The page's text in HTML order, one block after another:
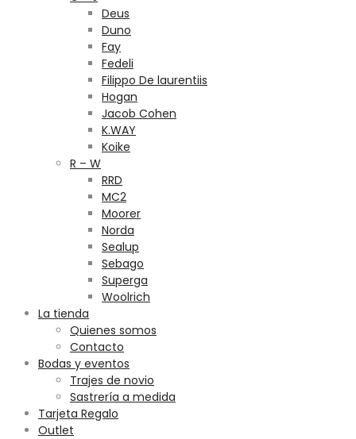
Deus
Duno
Fay
Fedeli
Filippo De laurentiis
Hogan
Jacob Cohen
K.WAY
Koike
R – W
RRD
MC2
Moorer
Norda
Sealup
Sebago
Superga
Woolrich
La tienda
Quienes somos
Contacto
Bodas y eventos
Trajes de novio
Sastrería a medida
Tarjeta Regalo
Outlet